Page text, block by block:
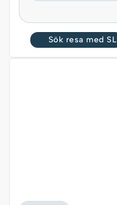
Sök resa med SL